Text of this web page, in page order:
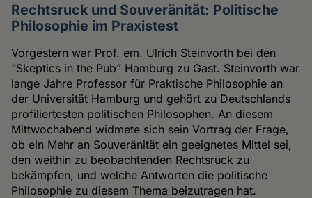
Rechtsruck und Souveränität: Politische
Philosophie im Praxistest
Vorgestern war Prof. em. Ulrich Steinvorth bei den
“Skeptics in the Pub” Hamburg zu Gast. Steinvorth war
lange Jahre Professor für Praktische Philosophie an
der Universität Hamburg und gehört zu Deutschlands
profiliertesten politischen Philosophen. An diesem
Mittwochabend widmete sich sein Vortrag der Frage,
ob ein Mehr an Souveränität ein geeignetes Mittel sei,
den weithin zu beobachtenden Rechtsruck zu
bekämpfen, und welche Antworten die politische
Philosophie zu diesem Thema beizutragen hat.